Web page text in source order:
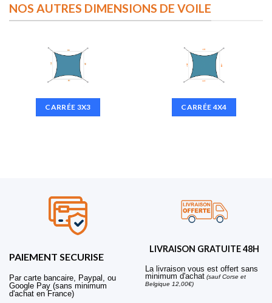
NOS AUTRES DIMENSIONS DE VOILE
CARRÉE 3X3 CARRÉE 4X4
PAIEMENT SECURISE
Par carte bancaire, Paypal, ou
Google Pay (sans minimum
d'achat en France)
LIVRAISON GRATUITE 48H
La livraison vous est offert sans
minimum d'achat (sauf Corse et
Belgique 12,00€)